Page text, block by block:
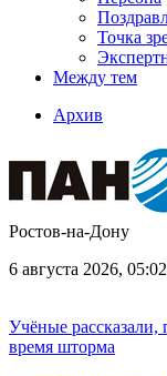
Точка
Между тем
Архив
Ростов-на-Дону
6 августа 2026, 05:02
Учёные рассказали,
время шторма